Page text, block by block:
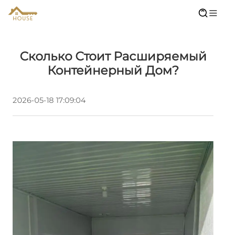
Сколько Стоит Расширяемый
Контейнерный Дом?
2026-05-18 17:09:04